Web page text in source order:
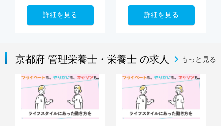
詳細を見る 詳細を見る
京都府 管理栄養士・栄養士 の求人 もっと見る